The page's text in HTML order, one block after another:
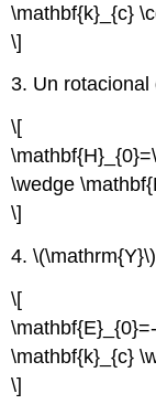
\mathbf{k}_{c}
\]
3. Un rotacional
\[
\wedge
\]
4.
\[
\mathbf{k}_{c}
\]